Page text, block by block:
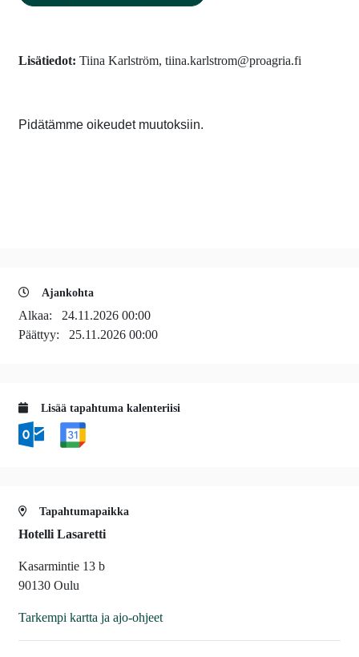
Lisätiedot: Tiina Karlström, tiina.karlstrom@proagria.fi
Pidätämme oikeudet muutoksiin.
Ajankohta
Alkaa: 24.11.2026 00:00
Päättyy: 25.11.2026 00:00
Lisää tapahtuma kalenteriisi
Tapahtumapaikka
Hotelli Lasaretti
Kasarmintie 13 b
90130 Oulu
Tarkempi kartta ja ajo-ohjeet